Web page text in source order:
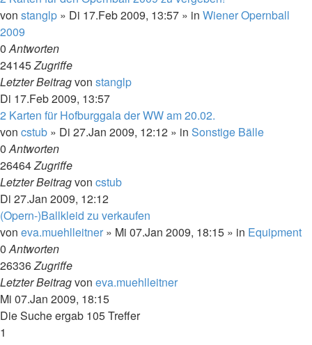
von stanglp » Di 17.Feb 2009, 13:57 » in Wiener Opernball
2009
0Antworten
24145Zugriffe
Letzter Beitragvon stanglp
Di 17.Feb 2009, 13:57
2 Karten für Hofburggala der WW am 20.02.
von cstub » Di 27.Jan 2009, 12:12 » in Sonstige Bälle
0Antworten
26464Zugriffe
Letzter Beitragvon cstub
Di 27.Jan 2009, 12:12
(Opern-)Ballkleid zu verkaufen
von eva.muehlleitner » Mi 07.Jan 2009, 18:15 » in Equipment
0Antworten
26336Zugriffe
Letzter Beitragvon eva.muehlleitner
Mi 07.Jan 2009, 18:15
Die Suche ergab 105 Treffer
1